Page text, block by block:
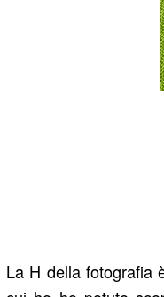
La H della fotografia